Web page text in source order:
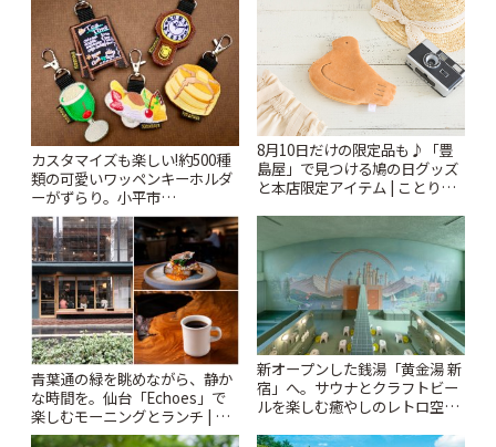
カスタマイズも楽しい!約500種
類の可愛いワッペンキーホルダ
ーがずらり。小平市
「Kimamaya T&K」 | ことりっ
ぷ
8月10日だけの限定品も♪「豊
島屋」で見つける鳩の日グッズ
と本店限定アイテム | ことりっ
青葉通の緑を眺めながら、静か
な時間を。仙台「Echoes」で
楽しむモーニングとランチ | こ
とりっぷ
新オープンした銭湯「黄金湯 新
宿」へ。サウナとクラフトビー
ルを楽しむ癒やしのレトロ空間